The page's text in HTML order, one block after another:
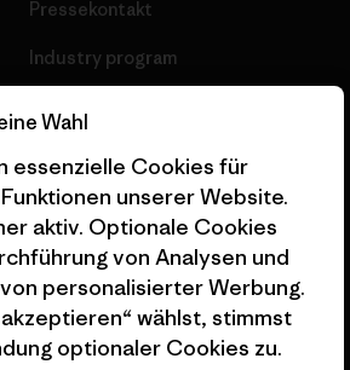
Pressekontakt
Industry program
Patagonia Deutschland
Seitenverzeichnis
Wahl
essenzielle Cookies für
unserer Website.
aktiv. Optionale Cookies
von Analysen und
personalisierter Werbung.
wählst, stimmst
optionaler Cookies zu.